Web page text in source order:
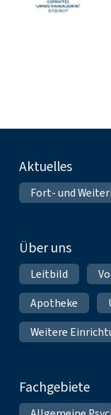
Fußnavigation
Aktuelles
Fort- und
Über uns
Leitbild
Apotheke
Weitere
Fachgebiete